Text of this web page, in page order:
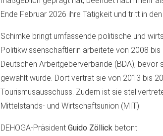
Ende Februar 2026 ihre Tätigkeit und tritt in den
Schimke bringt umfassende politische und
Politikwissenschaftlerin arbeitete von 2008
Deutschen Arbeitgeberverbände (BDA), bevor
gewählt wurde. Dort vertrat sie von 2013 bis
Tourismusausschuss. Zudem ist sie
Mittelstands- und Wirtschaftsunion (MIT).
DEHOGA-Präsident Guido Zöllick betont: